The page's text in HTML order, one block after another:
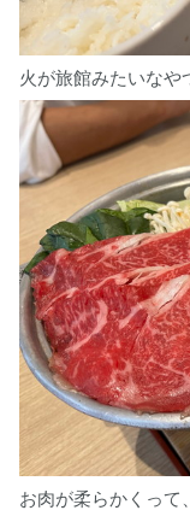
火が旅館みたいなや
お肉が柔らかくって